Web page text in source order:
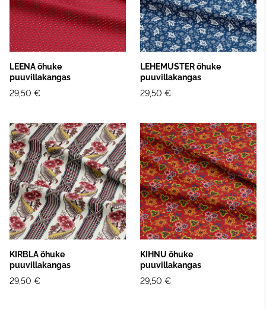
LEENA õhuke
puuvillakangas
29,50 €
LEHEMUSTER õhuke
puuvillakangas
29,50 €
KIRBLA õhuke
puuvillakangas
29,50 €
KIHNU õhuke
puuvillakangas
29,50 €